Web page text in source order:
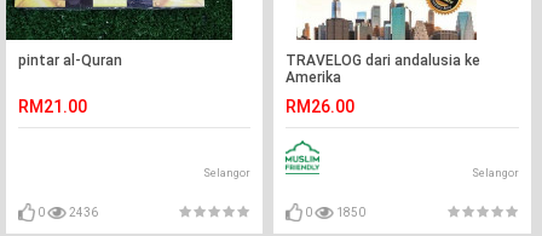
pintar al-Quran
RM21.00
Selangor
0 2436
TRAVELOG dari andalusia ke
Amerika
RM26.00
Selangor
0 1850